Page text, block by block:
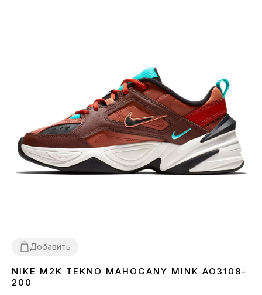
Добавить
37
NIKE M2K TEKNO MAHOGANY MINK AO3108-
200